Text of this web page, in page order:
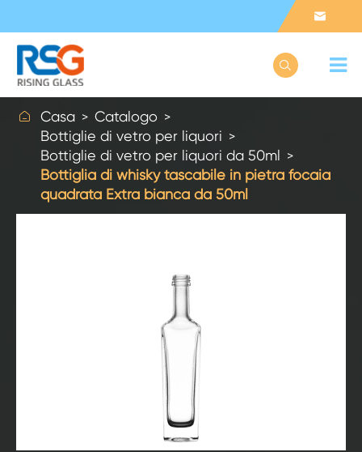


 Casa
Catalogo
Bottiglie di vetro per liquori
Bottiglie di vetro per liquori da 50ml
Bottiglia di whisky tascabile in pietra focaia
quadrata Extra bianca da 50ml